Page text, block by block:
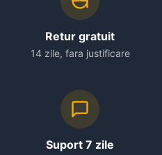
Retur gratuit
14 zile, fara justificare
Suport 7 zile